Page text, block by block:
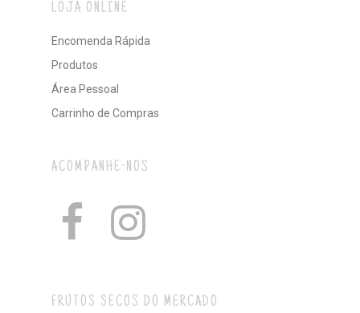
LOJA ONLINE
Encomenda Rápida
Produtos
Área Pessoal
Carrinho de Compras
ACOMPANHE-NOS
FRUTOS SECOS DO MERCADO